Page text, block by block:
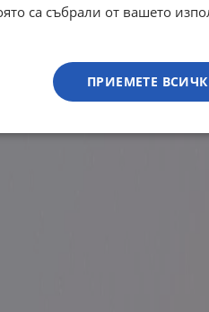
са събрали от вашето
ПРИЕМЕТЕ